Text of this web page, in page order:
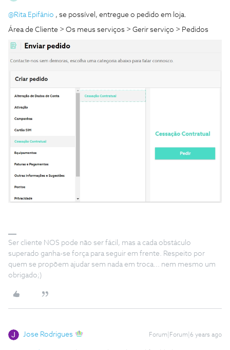
@Rita Epifânio , se possível, entregue o pedido em loja.
Área de Cliente > Os meus serviços > Gerir serviço > Pedidos
Ser cliente NOS pode não ser fácil, mas a cada obstáculo
superado ganha-se força para seguir em frente. Respeito por
quem se propõem ajudar sem nada em troca... nem mesmo um
obrigado;)
Jose Rodrigues Forum|Forum|6 years ago